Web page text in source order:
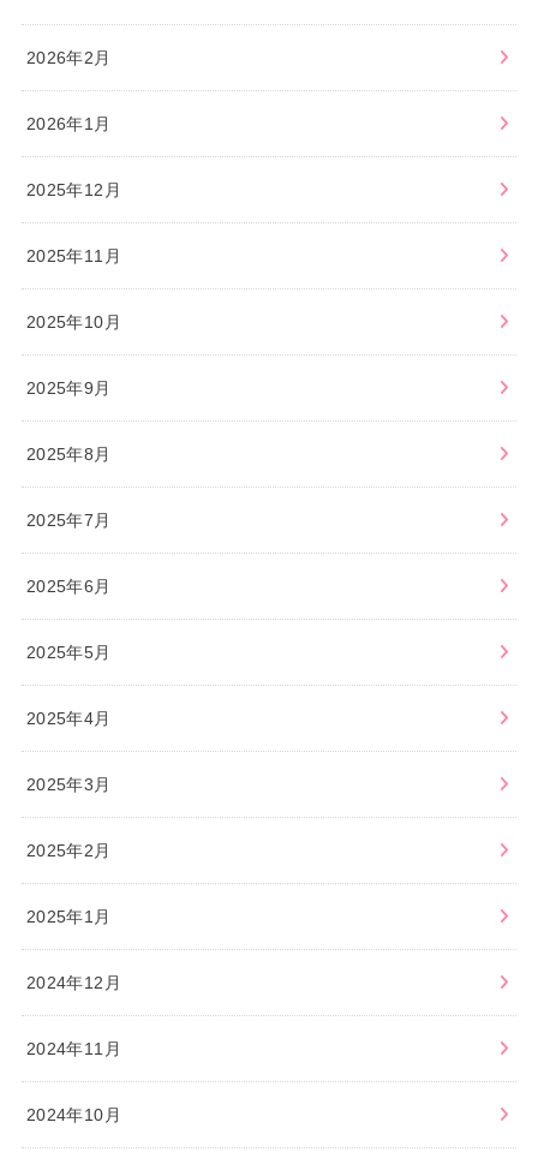
2026年2月
2026年1月
2025年12月
2025年11月
2025年10月
2025年9月
2025年8月
2025年7月
2025年6月
2025年5月
2025年4月
2025年3月
2025年2月
2025年1月
2024年12月
2024年11月
2024年10月